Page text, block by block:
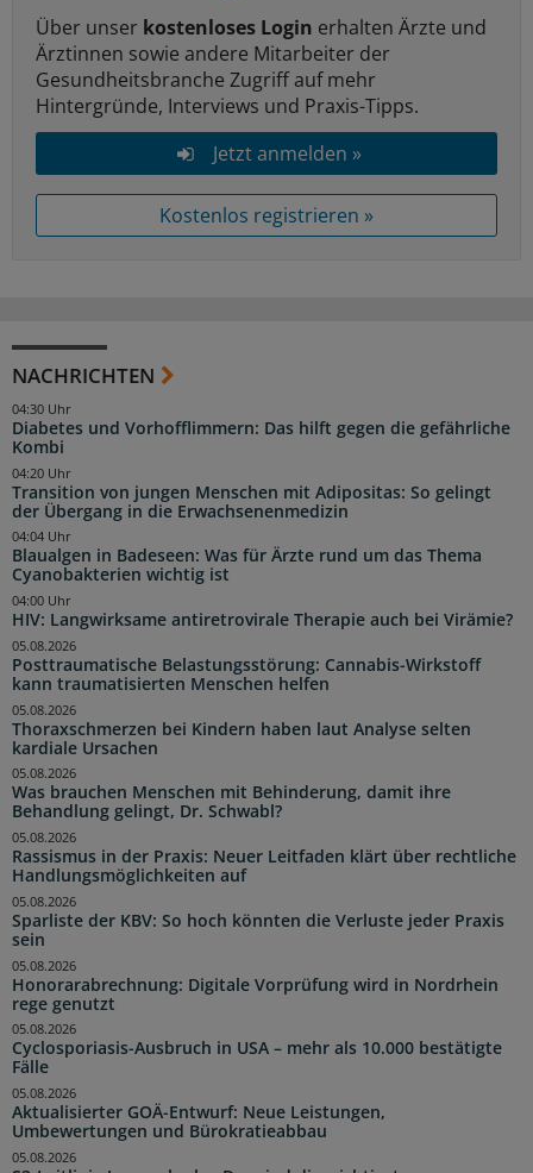
Über unser kostenloses Login erhalten Ärzte und
Ärztinnen sowie andere Mitarbeiter der
Gesundheitsbranche Zugriff auf mehr
Hintergründe, Interviews und Praxis-Tipps.
Jetzt anmelden »
Kostenlos registrieren »
NACHRICHTEN
Diabetes und Vorhofflimmern: Das hilft gegen die gefährliche
Kombi
04:30 Uhr
Transition von jungen Menschen mit Adipositas: So gelingt
der Übergang in die Erwachsenenmedizin
04:20 Uhr
Blaualgen in Badeseen: Was für Ärzte rund um das Thema
Cyanobakterien wichtig ist
04:04 Uhr
HIV: Langwirksame antiretrovirale Therapie auch bei Virämie?
04:00 Uhr
Posttraumatische Belastungsstörung: Cannabis-Wirkstoff
kann traumatisierten Menschen helfen
05.08.2026
Thoraxschmerzen bei Kindern haben laut Analyse selten
kardiale Ursachen
05.08.2026
Was brauchen Menschen mit Behinderung, damit ihre
Behandlung gelingt, Dr. Schwabl?
05.08.2026
Rassismus in der Praxis: Neuer Leitfaden klärt über rechtliche
Handlungsmöglichkeiten auf
05.08.2026
Sparliste der KBV: So hoch könnten die Verluste jeder Praxis
sein
05.08.2026
Honorarabrechnung: Digitale Vorprüfung wird in Nordrhein
rege genutzt
05.08.2026
Cyclosporiasis-Ausbruch in USA – mehr als 10.000 bestätigte
Fälle
05.08.2026
Aktualisierter GOÄ-Entwurf: Neue Leistungen,
Umbewertungen und Bürokratieabbau
05.08.2026
05.08.2026